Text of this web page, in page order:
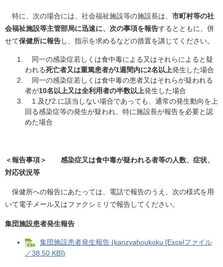
特に、次の場合には、社会福祉施設等の施設長は、 市町村等の社
会福祉施設等主管部局に迅速に、次の事項を報告するとともに、併
せて保健所に報告し、指示を求めるなどの措置を講じてください。
同一の感染症若しくは食中毒による又はそれらによると疑
われる死亡者又は重篤患者が1週間内に2名以上発生した場合
同一の感染症若しくは食中毒の患者又はそれらが疑われる
者が10名以上又は全利用者の半数以上発生した場合
1.及び2.に該当しない場合であっても、通常の発生動向を上
回る感染症等の発生が疑われ、特に施設長が報告を必要と認
めた場合
＜報告事項＞ 感染症又は食中毒が疑われる者等の人数、症状、
対応状況等
保健所への報告にあたっては、電話で報告のうえ、次の様式を用
いて電子メール又はファクシミリで報告してください。
集団施設患者発生報告
集団施設患者発生報告 (kanzyahoukoku [Excelファイル
／38.50 KB])